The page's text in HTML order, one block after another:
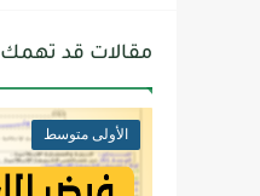
مقالات قد تهمك
الأولى متوسط